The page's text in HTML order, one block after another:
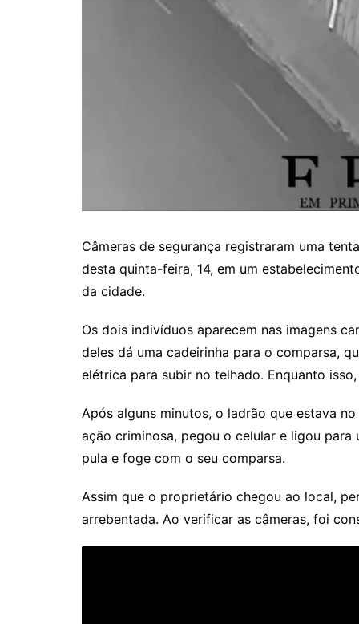
Câmeras de segurança registraram uma
desta quinta-feira, 14, em um
da cidade.
Os dois indivíduos aparecem nas imagens
deles dá uma cadeirinha para o comparsa,
elétrica para subir no telhado. Enquanto
Após alguns minutos, o ladrão que estava
ação criminosa, pegou o celular e ligou
pula e foge com o seu comparsa.
Assim que o proprietário chegou ao local,
arrebentada. Ao verificar as câmeras, foi